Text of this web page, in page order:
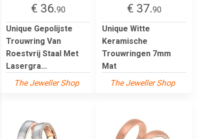
€ 36.90
Unique Gepolijste
Trouwring Van
Roestvrij Staal Met
Lasergra...
The Jeweller Shop
€ 37.90
Unique Witte
Keramische
Trouwringen 7mm
Mat
The Jeweller Shop